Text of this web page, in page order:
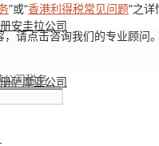
安圭拉公司
萨摩亚公司
”或“香港利得税常见问题”之详
请点击咨询我们的专业顾问。
公司税务